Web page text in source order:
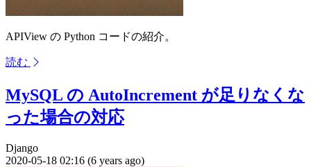
APIView の Python コードの紹介。
読む
MySQL の AutoIncrement が足りなくな
った場合の対応
Django
2020-05-18 02:16 (6 years ago)